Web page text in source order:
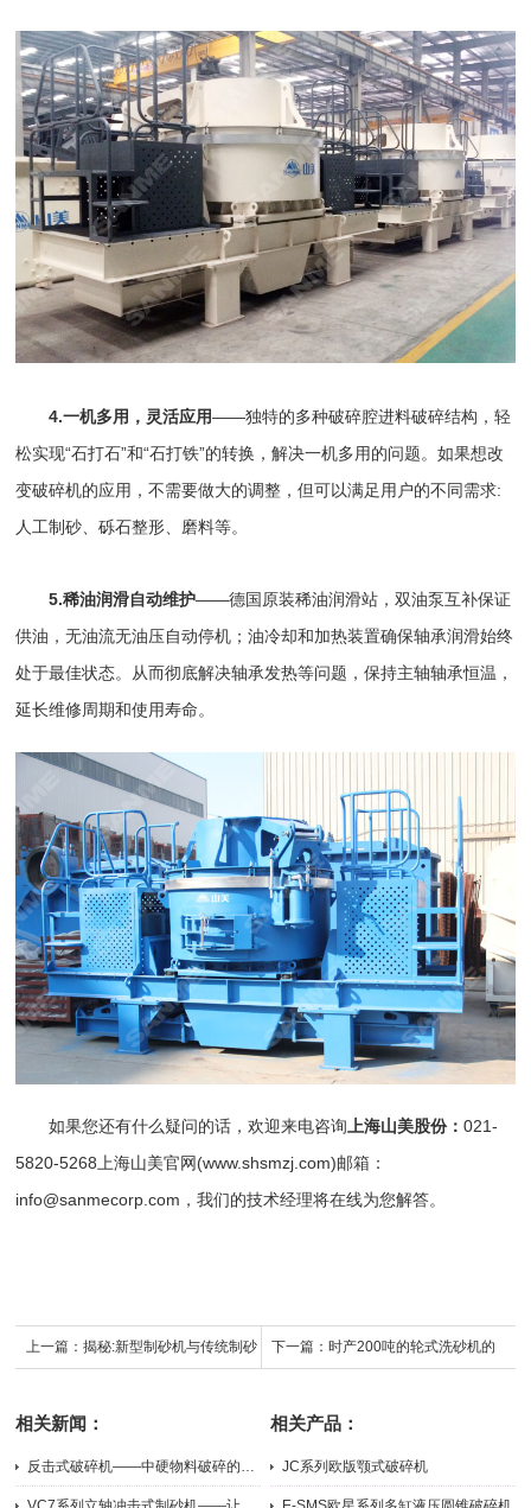
4.一机多用，灵活应用——独特的多种破碎腔进料破碎结构，轻
松实现“石打石”和“石打铁”的转换，解决一机多用的问题。如果想改
变破碎机的应用，不需要做大的调整，但可以满足用户的不同需求:
人工制砂 、砾石整形、磨料等。
5.稀油润滑自动维护——德国原装稀油润滑站，双油泵互补保证
供油，无油流无油压自动停机；油冷却和加热装置确保轴承润滑始终
处于最佳状态。从而彻底解决轴承发热等问题，保持主轴轴承恒温，
延长维修周期和使用寿命。
如果您还有什么疑问的话，欢迎来电咨询 上海山美股份：021-
5820-5268 上海山美官网(www.shsmzj.com)邮箱：
info@sanmecorp.com，我们的技术经理将在线为您解答。
上一篇： 揭秘:新型制砂机与传统制砂 下一篇：时产200吨的轮式洗砂机的
相关新闻：
2026-07-31
相关产品：
JC系列欧版颚式破碎机
2026-05-21